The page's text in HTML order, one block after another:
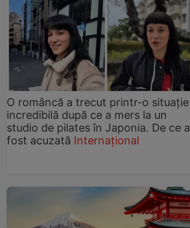
O româncă a trecut printr-o situație
incredibilă după ce a mers la un
studio de pilates în Japonia. De ce a
fost acuzată Internațional